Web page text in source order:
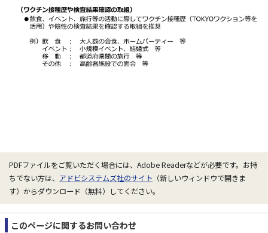
PDFファイルをご覧いただく場合には、Adobe Readerなどが必要です。お持
ちでない方は、 アドビシステムズ社のサイト （新しいウィンドウで開きま
す）からダウンロード（無料）してください。
このページに関するお問い合わせ